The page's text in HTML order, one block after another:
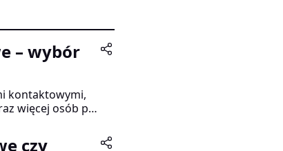
– wybór
kontaktowymi,
więcej osób po
za
wzroku,
czy